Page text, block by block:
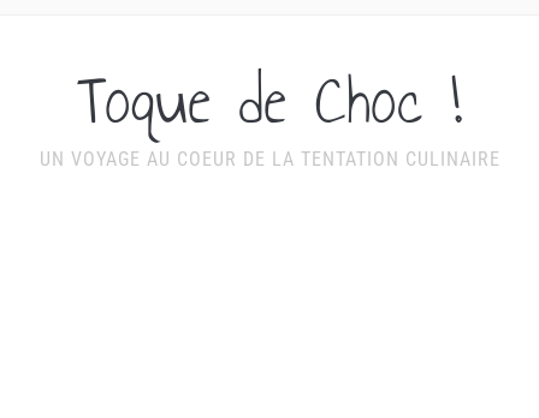
Toque de Choc !
UN VOYAGE AU COEUR DE LA TENTATION CULINAIRE